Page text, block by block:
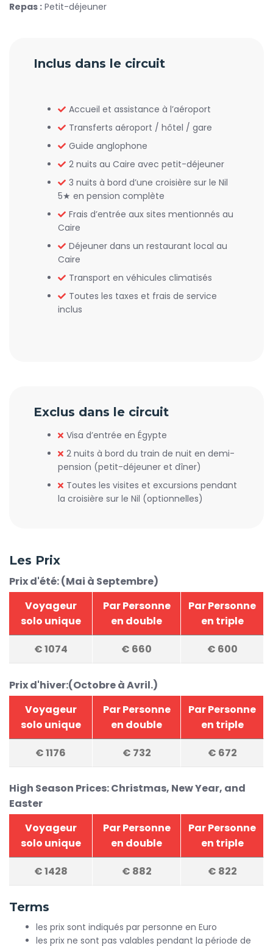
Repas : Petit-déjeuner
Inclus dans le circuit
Accueil et assistance à l’aéroport
Transferts aéroport / hôtel / gare
Guide anglophone
2 nuits au Caire avec petit-déjeuner
3 nuits à bord d’une croisière sur le Nil
5★ en pension complète
Frais d’entrée aux sites mentionnés au
Caire
Déjeuner dans un restaurant local au
Caire
Transport en véhicules climatisés
Toutes les taxes et frais de service
inclus
Exclus dans le circuit
Visa d’entrée en Égypte
2 nuits à bord du train de nuit en demi-
pension (petit-déjeuner et dîner)
Toutes les visites et excursions pendant
la croisière sur le Nil (optionnelles)
Les Prix
Prix d'été: (Mai à Septembre)
Voyageur
solo unique
Par Personne
en double
Par Personne
en triple
€1074 € 660 € 600
Prix d'hiver:(Octobre à Avril.)
Voyageur
solo unique
Par Personne
en double
Par Personne
en triple
€1176 € 732 € 672
High Season Prices: Christmas, New Year, and
Easter
Voyageur
solo unique
Par Personne
en double
Par Personne
en triple
€1428 € 882 € 822
Terms
les prix sont indiqués par personne en Euro
les prix ne sont pas valables pendant la période de